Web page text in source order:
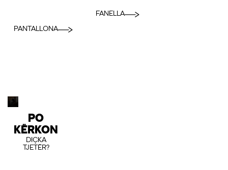
PANTALLONA
FANELLA
PO
KËRKON
DIÇKA
TJETËR?